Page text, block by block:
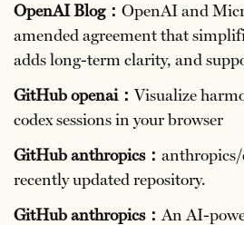
OpenAI Blog： OpenAI and
amended agreement that
adds long-term clarity, and
GitHub openai：Visualize
codex sessions in your browser
GitHub anthropics：
recently updated repository.
GitHub anthropics： An AI-